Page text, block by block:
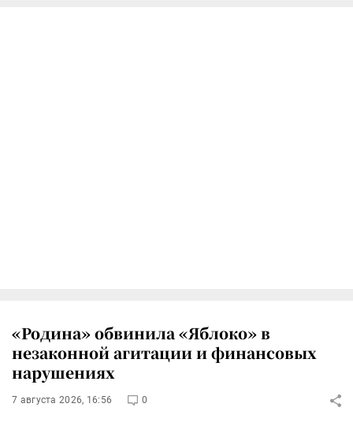
«Родина» обвинила «Яблоко» в
незаконной агитации и финансовых
нарушениях
7 августа 2026, 16:56 0